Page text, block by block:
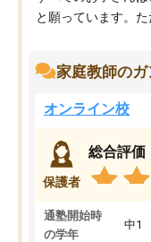
と願っています。た
家庭教師の
オンライン校
保護者
総合評価
通塾開始時
の学年
中1